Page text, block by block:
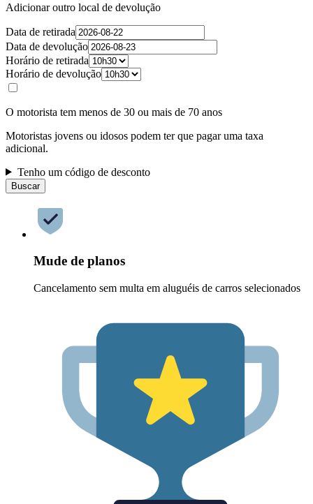
Adicionar outro local de devolução
Data de retirada
Data de devolução
Horário de retirada
Horário de devolução
O motorista tem menos de 30 ou mais de 70 anos
Motoristas jovens ou idosos podem ter que pagar uma taxa
adicional.
Tenho um código de desconto
Buscar
Mude de planos
Cancelamento sem multa em aluguéis de carros selecionados